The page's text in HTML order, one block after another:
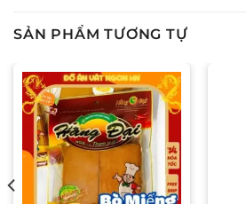
SẢN PHẨM TƯƠNG TỰ